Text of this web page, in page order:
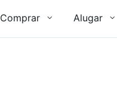
Comprar Alugar